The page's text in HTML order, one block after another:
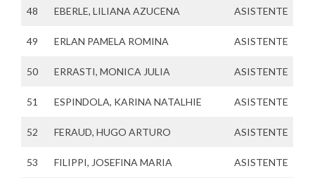
48 EBERLE, LILIANA AZUCENA ASISTENTE
49 ERLAN PAMELA ROMINA ASISTENTE
50 ERRASTI, MONICA JULIA ASISTENTE
51 ESPINDOLA, KARINA NATALHIE ASISTENTE
52 FERAUD, HUGO ARTURO ASISTENTE
53 FILIPPI, JOSEFINA MARIA ASISTENTE